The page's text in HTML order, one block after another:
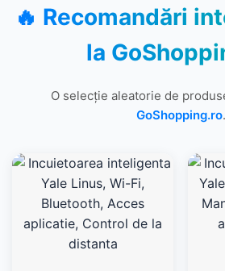
🔥 Recomandări
la
O selecție aleatorie de
GoShopping.ro.